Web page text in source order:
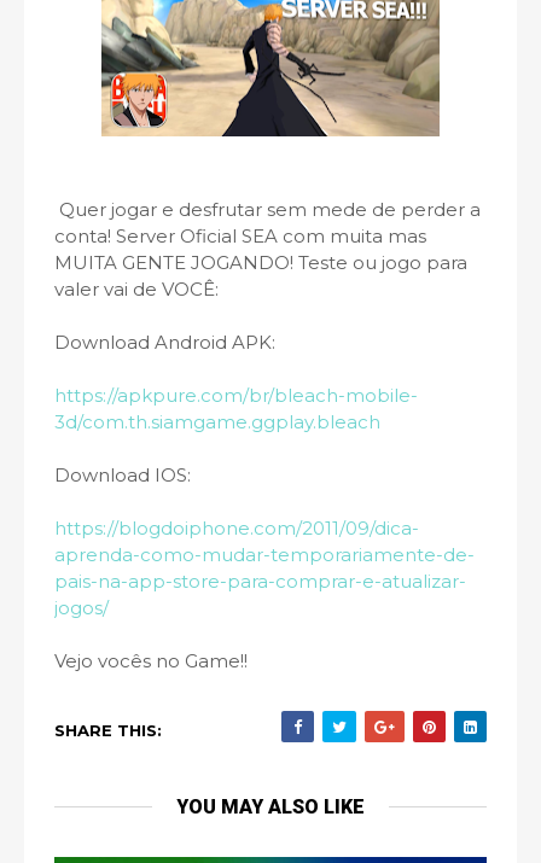
Quer jogar e desfrutar sem mede de perder a
conta! Server Oficial SEA com muita mas
MUITA GENTE JOGANDO! Teste ou jogo para
valer vai de VOCÊ:
Download Android APK:
https://apkpure.com/br/bleach-mobile-
3d/com.th.siamgame.ggplay.bleach
Download IOS:
https://blogdoiphone.com/2011/09/dica-
aprenda-como-mudar-temporariamente-de-
pais-na-app-store-para-comprar-e-atualizar-
jogos/
Vejo vocês no Game!!
SHARE THIS:
YOU MAY ALSO LIKE